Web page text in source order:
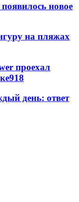
новое
на пляжах
проехал
918
день: ответ